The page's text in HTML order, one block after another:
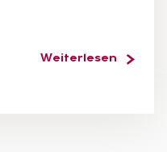
Weiterlesen